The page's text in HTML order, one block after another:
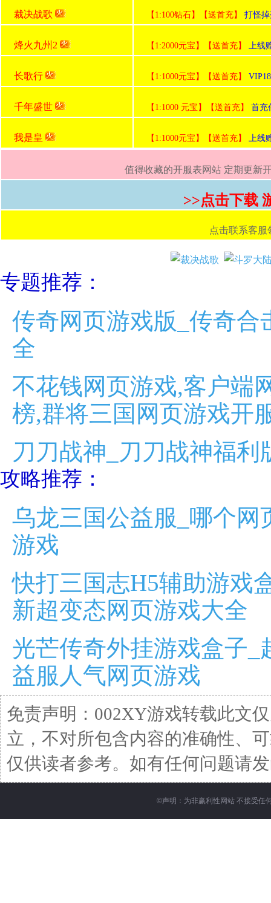
裁决战歌 【1:100钻石】【送首充】 打怪
烽火九州2 【1:2000元宝】【送首充】 上线
长歌行 【1:1000元宝】【送首充】
千年盛世 【1:1000 元宝】【送首充】 首充
我是皇 【1:1000元宝】【送首充】 上线
值得收藏的开服表网站 定期更新
>>点击下载
点击联系客服
专题推荐：
传奇网页游戏版_传奇
全
不花钱网页游戏,客户端
榜,群将三国网页游戏开
刀刀战神_刀刀战神福
攻略推荐：
乌龙三国公益服_哪个
游戏
快打三国志H5辅助游戏
新超变态网页游戏大全
光芒传奇外挂游戏盒子
益服人气网页游戏
免责声明：002XY游戏转载此文
立，不对所包含内容的准确性、
仅供读者参考。如有任何问题请
©声明：为非赢利性网站 不接受任